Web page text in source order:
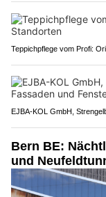
Teppichpflege vom Profi:
EJBA-KOL GmbH,
Bern BE:
und